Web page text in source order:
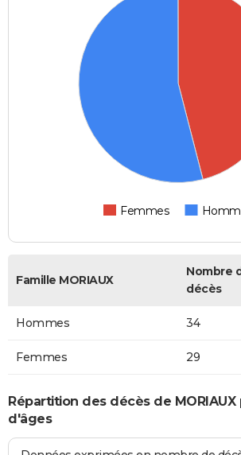
Femmes
Famille MORIAUX
Nombre
décès
Hommes 34
Femmes 29
Répartition des décès de
d'âges